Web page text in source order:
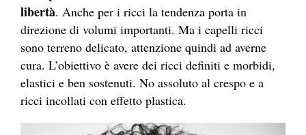
libertà. Anche per i ricci la tendenza porta in
direzione di volumi importanti. Ma i capelli ricci
sono terreno delicato, attenzione quindi ad averne
cura. L’obiettivo è avere dei ricci definiti e morbidi,
elastici e ben sostenuti. No assoluto al crespo e a
ricci incollati con effetto plastica.